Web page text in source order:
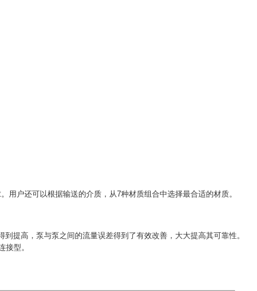
用户还可以根据输送的介质，从7种材质组合中选择最合适的材质。
提高，泵与泵之间的流量误差得到了有效改善，大大提高其可靠性。
接型。